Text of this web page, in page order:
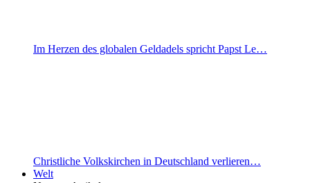
Im Herzen des globalen Geldadels spricht Papst Le…
Christliche Volkskirchen in Deutschland verlieren…
Welt